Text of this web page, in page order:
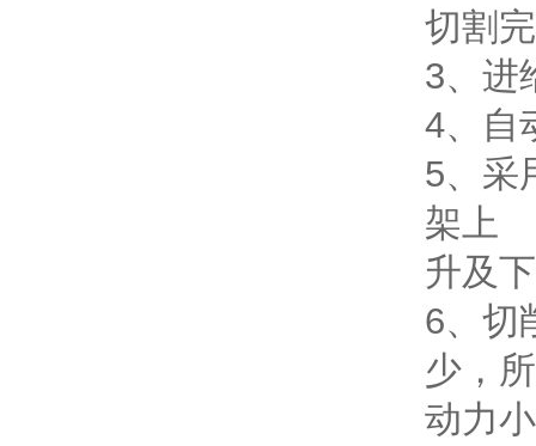
切割
3、进
4、自
5、采
架上
升及
6、切
少，
动力